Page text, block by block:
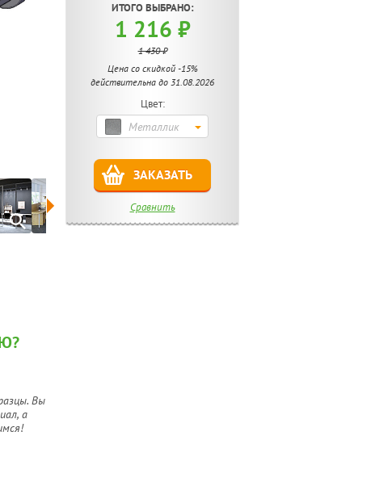
ИТОГО ВЫБРАНО:
1 216 ₽
1 430 ₽
Цена со скидкой -15%
действительна до 31.08.2026
Цвет:
Металлик
ЗАКАЗАТЬ
Сравнить
Вы
а